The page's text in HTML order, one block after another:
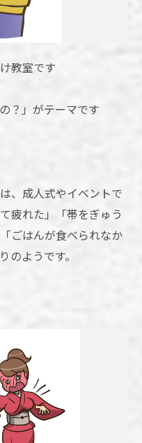
教室です
？」がテーマです
、成人式やイベントで
疲れた」「帯をぎゅう
ごはんが食べられなか
のようです。